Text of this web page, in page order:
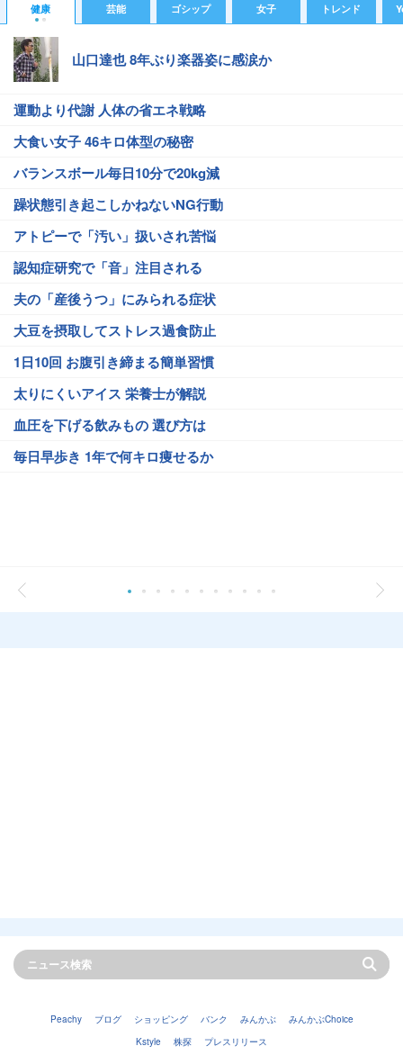
健康 芸能 ゴシップ 女子 トレンド
山口達也 8年ぶり楽器姿に感涙か
運動より代謝 人体の省エネ戦略
大食い女子 46キロ体型の秘密
バランスボール毎日10分で20kg減
躁状態引き起こしかねないNG行動
アトピーで「汚い」扱いされ苦悩
認知症研究で「音」注目される
夫の「産後うつ」にみられる症状
大豆を摂取してストレス過食防止
1日10回 お腹引き締まる簡単習慣
太りにくいアイス 栄養士が解説
血圧を下げる飲みもの 選び方は
毎日早歩き 1年で何キロ痩せるか
Peachy ブログ ショッピング バンク みんかぶ
みんかぶChoice
Kstyle
株探 プレスリリース